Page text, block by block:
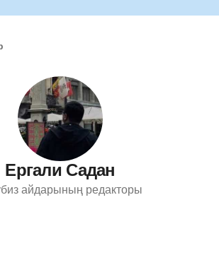
Ергали Садан
айдарының редакторы